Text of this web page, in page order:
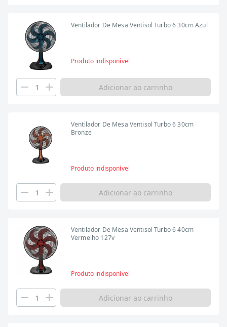
Ventilador De Mesa Ventisol Turbo 6 30cm Azul
Produto indisponível
Adicionar ao carrinho
Ventilador De Mesa Ventisol Turbo 6 30cm
Bronze
Produto indisponível
Adicionar ao carrinho
Ventilador De Mesa Ventisol Turbo 6 40cm
Vermelho 127v
Produto indisponível
Adicionar ao carrinho